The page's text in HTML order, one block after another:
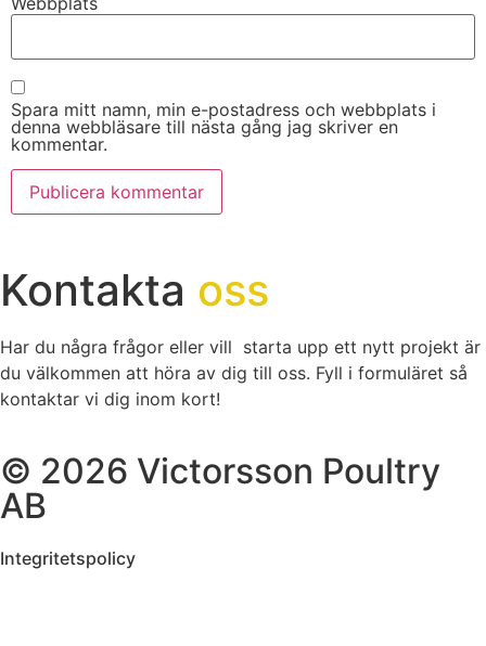
Spara mitt namn, min e-postadress och webbplats i
denna webbläsare till nästa gång jag skriver en
kommentar.
Kontakta oss
Har du några frågor eller vill starta upp ett nytt projekt är
du välkommen att höra av dig till oss. Fyll i formuläret så
kontaktar vi dig inom kort!
© 2026 Victorsson Poultry
AB
Integritetspolicy